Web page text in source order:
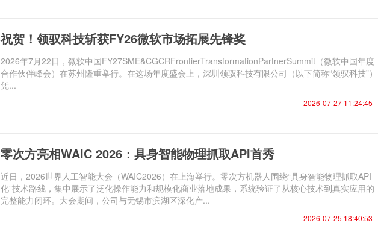
祝贺！领驭科技斩获FY26微软市场拓展先锋奖
2026年7月22日，微软中国FY27SME&CGCRFrontierTransformationPartnerSummit（微软中国年度
合作伙伴峰会）在苏州隆重举行。在这场年度盛会上，深圳领驭科技有限公司（以下简称“领驭科技”）
凭...
2026-07-27 11:24:45
零次方亮相WAIC 2026：具身智能物理抓取API首秀
近日，2026世界人工智能大会（WAIC2026）在上海举行。零次方机器人围绕“具身智能物理抓取API
化”技术路线，集中展示了泛化操作能力和规模化商业落地成果，系统验证了从核心技术到真实应用的
完整能力闭环。大会期间，公司与无锡市滨湖区深化产...
2026-07-25 18:40:53